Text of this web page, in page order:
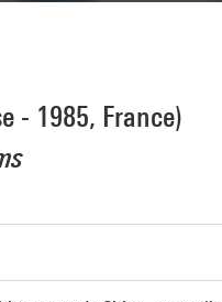
- 1985, France)